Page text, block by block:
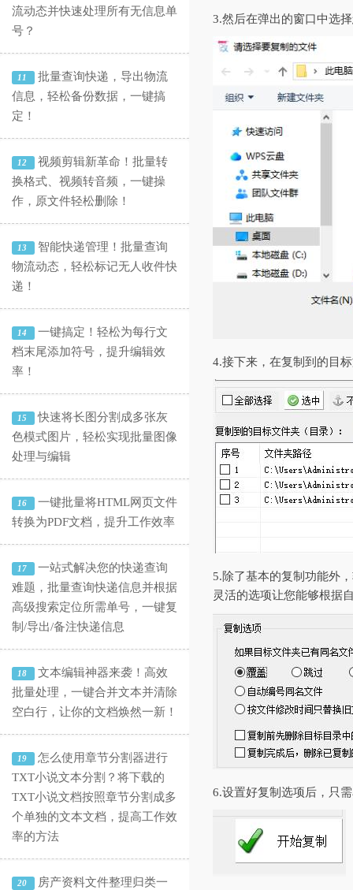
流动态并快速处理所有无信息单
号？
11
批量查询快递，导出物流
信息，轻松备份数据，一键搞
定！
12
视频剪辑新革命！批量转
换格式、视频转音频，一键操
作，原文件轻松删除！
13
智能快递管理！批量查询
物流动态，轻松标记无人收件快
递！
14
一键搞定！轻松为每行文
档末尾添加符号，提升编辑效
率！
15
快速将长图分割成多张灰
色模式图片，轻松实现批量图像
处理与编辑
16
一键批量将HTML网页文件
转换为PDF文档，提升工作效率
17
一站式解决您的快递查询
难题，批量查询快递信息并根据
高级搜索定位所需单号，一键复
制/导出/备注快递信息
18
文本编辑神器来袭！高效
批量处理，一键合并文本并清除
空白行，让你的文档焕然一新！
19
怎么使用章节分割器进行
TXT小说文本分割？将下载的
TXT小说文档按照章节分割成多
个单独的文本文档，提高工作效
率的方法
20 房产资料文件整理归类一
3.然后在弹出的窗口中选
4.接下来，在复制到的目
5.除了基本的复制功能外
灵活的选项让您能够根据
6.设置好复制选项后，只